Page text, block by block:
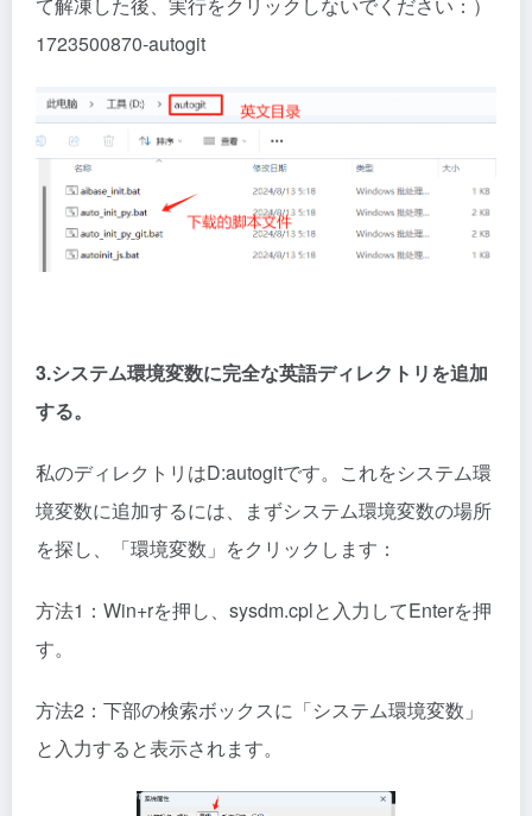
1723500870-autogit
3.システム環境変数に完全な英語ディレクトリを追加
する。
私のディレクトリはD:autogitです。これをシステム環
境変数に追加するには、まずシステム環境変数の場所
を探し、「環境変数」をクリックします：
方法1：Win+rを押し、sysdm.cplと入力してEnterを押
す。
方法2：下部の検索ボックスに「システム環境変数」
と入力すると表示されます。